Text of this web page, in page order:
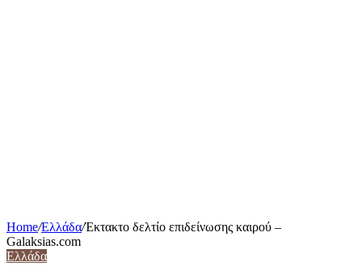
Home/Ελλάδα/Έκτακτο δελτίο επιδείνωσης καιρού –
Galaksias.com
Ελλάδα